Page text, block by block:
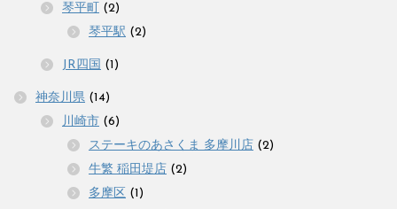
琴平町
(2)
琴平駅 (2)
JR四国 (1)
神奈川県 (14)
川崎市 (6)
ステーキのあさくま 多摩川店 (2)
牛繁 稲田堤店 (2)
多摩区 (1)